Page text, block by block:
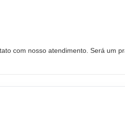
com nosso atendimento. Será um